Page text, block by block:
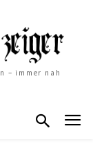
– immer nah